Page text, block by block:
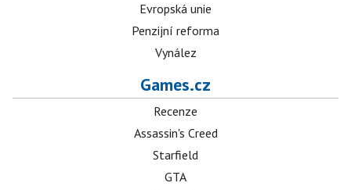
Evropská unie
Penzijní reforma
Vynález
Games.cz
Recenze
Assassin's Creed
Starfield
GTA